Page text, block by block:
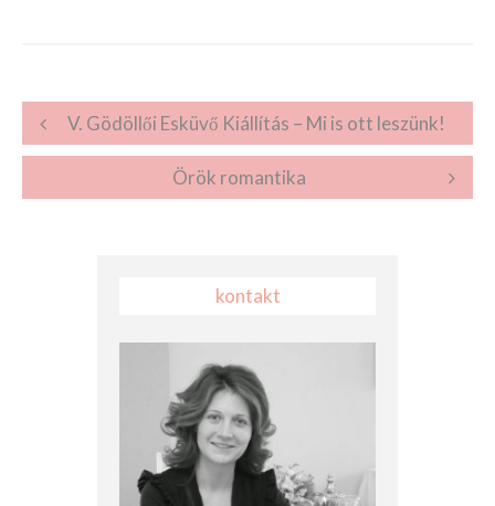
Post navigation
V. Gödöllői Esküvő Kiállítás – Mi is ott leszünk!
Örök romantika
kontakt